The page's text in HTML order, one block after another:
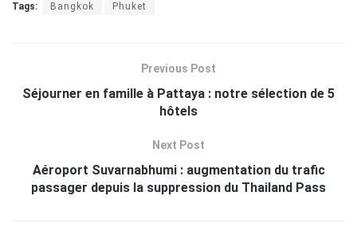
Tags: Bangkok Phuket
Previous Post
Séjourner en famille à Pattaya : notre sélection de 5
hôtels
Next Post
Aéroport Suvarnabhumi : augmentation du trafic
passager depuis la suppression du Thailand Pass